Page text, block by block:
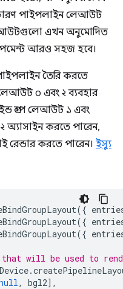
পাইপলাইন লেআউট
এখন অনুমোদিত
আরও সহজ হবে।
তৈরি করতে
লেআউট ০ এবং ২ ব্যবহার
গ্রুপ লেআউট ১ এবং
অ্যাসাইন করতে পারেন,
রেন্ডার করতে পারেন। ইস্যু
({
({
({
will be used to
.
, bgl2],